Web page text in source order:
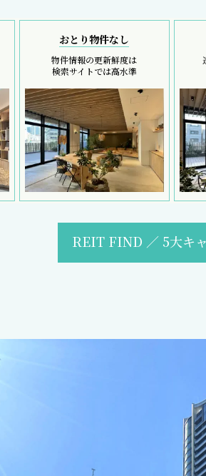
おとり物件なし
物件情報の更新鮮度は
検索サイトでは高水準
REIT FIND ／ 5大キ